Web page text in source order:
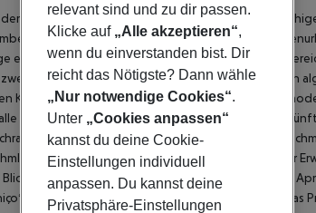
Algarve-Küste bietet das Prainha Village einen
Três Irmãos Strand. Perfekt für
eine Vielzahl an Unterkünften. Der ursprüngliche
und drei Schlafzimmern, die alle im traditionellen
Komplex zu verlassen. Ein neuerer Bereich bietet
mit Klimaanlage und privaten Pools. Diese
Dunstabzugshaube, Mikrowelle, Toaster,
genießen, darunter drei Außenpools für
auf den Atlantik. Ein Supermarkt (geöffnet von
auf den Klippen, bedienen jeden Geschmack.
relevant sind und zu dir passen.
Klicke auf „Alle akzeptieren“,
wenn du einverstanden bist. Dir
reicht das Nötigste? Dann wähle
„Nur notwendige Cookies“.
Unter „Cookies anpassen“
kannst du deine Cookie-
Einstellungen individuell
anpassen. Du kannst deine
Privatsphäre-Einstellungen